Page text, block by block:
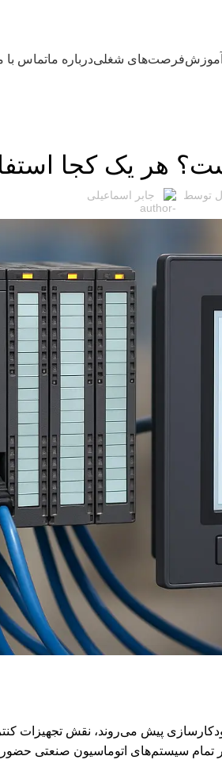
آموزشفرصت‌های شغلیدرباره ماتماس با
توسط جابر اسماعیلی
پیش می‌روند، نقش تجهیزات
تمام سیستم‌های اتوماسیون صنعتی